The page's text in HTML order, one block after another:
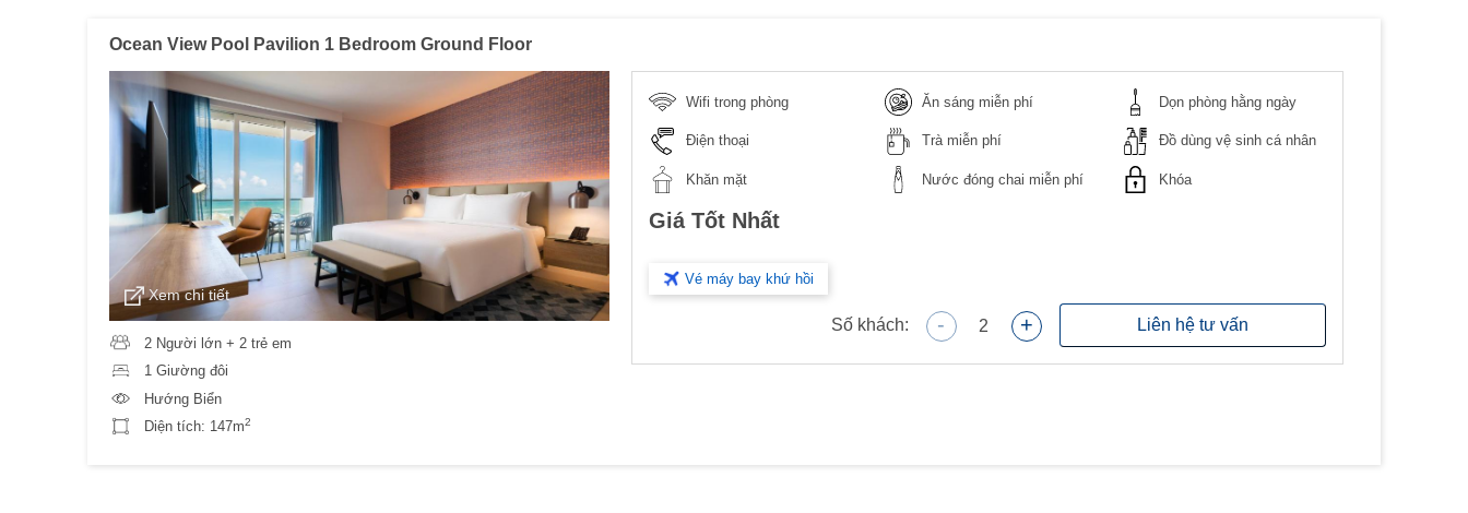
Ocean View Pool Pavilion 1 Bedroom Ground Floor
Xem chi tiết
2 Người lớn + 2 trẻ em
1 Giường đôi
Hướng Biển
Diện tích: 147m2
Wifi trong phòng Ăn sáng miễn phí Dọn phòng hằng ngày
Điện thoại Trà miễn phí Đồ dùng vệ sinh cá nhân
Khăn mặt Nước đóng chai miễn phí Khóa
Giá Tốt Nhất
Vé máy bay khứ hồi
Số khách: - 2 + Liên hệ tư vấn